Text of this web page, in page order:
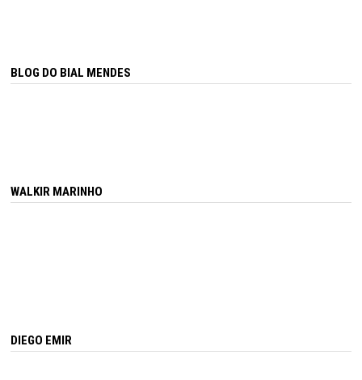
BLOG DO BIAL MENDES
WALKIR MARINHO
DIEGO EMIR